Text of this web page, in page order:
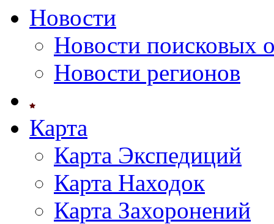
Новости
Новости поисковых
Новости регионов
Карта
Карта Экспедиций
Карта Находок
Карта Захоронений